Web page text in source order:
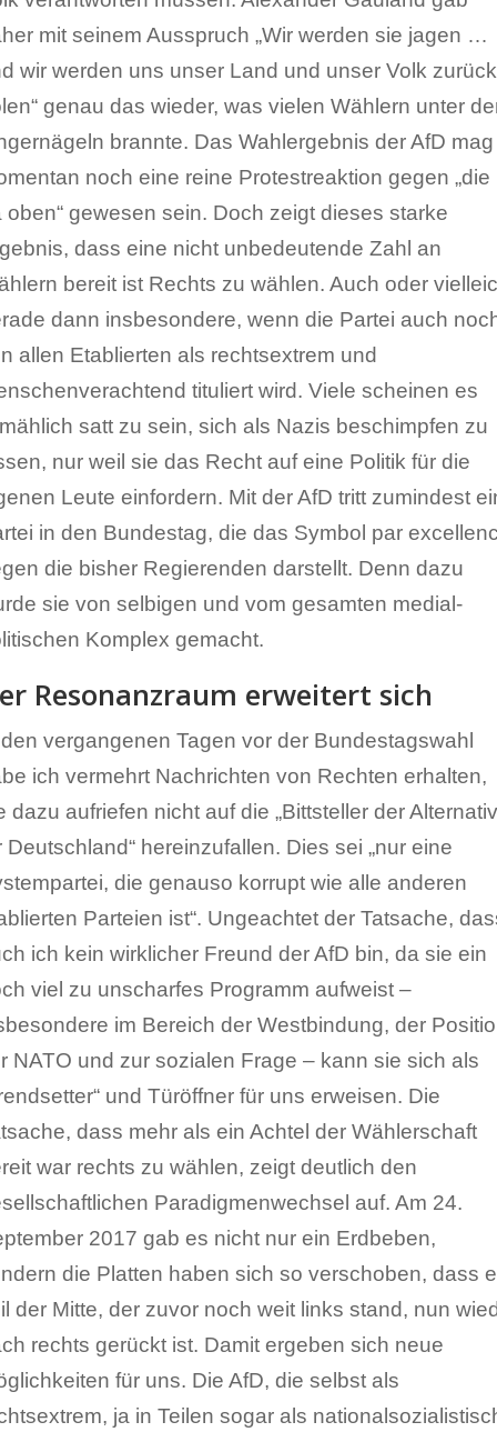
mit seinem Ausspruch „Wir werden sie jagen …
wir werden uns unser Land und unser Volk zurück
genau das wieder, was vielen Wählern unter
brannte. Das Wahlergebnis der AfD mag
noch eine reine Protestreaktion gegen „die
oben“ gewesen sein. Doch zeigt dieses starke
dass eine nicht unbedeutende Zahl an
bereit ist Rechts zu wählen. Auch oder
dann insbesondere, wenn die Partei auch
allen Etablierten als rechtsextrem und
tituliert wird. Viele scheinen es
satt zu sein, sich als Nazis beschimpfen zu
nur weil sie das Recht auf eine Politik für die
Leute einfordern. Mit der AfD tritt zumindest
in den Bundestag, die das Symbol par
die bisher Regierenden darstellt. Denn dazu
sie von selbigen und vom gesamten medial-
Komplex gemacht.
Resonanzraum erweitert sich
vergangenen Tagen vor der Bundestagswahl
ich vermehrt Nachrichten von Rechten erhalten,
dazu aufriefen nicht auf die „Bittsteller der
Deutschland“ hereinzufallen. Dies sei „nur eine
die genauso korrupt wie alle anderen
Parteien ist“. Ungeachtet der Tatsache,
ich kein wirklicher Freund der AfD bin, da sie ein
viel zu unscharfes Programm aufweist –
im Bereich der Westbindung, der
NATO und zur sozialen Frage – kann sie sich als
und Türöffner für uns erweisen. Die
dass mehr als ein Achtel der Wählerschaft
war rechts zu wählen, zeigt deutlich den
Paradigmenwechsel auf. Am 24.
2017 gab es nicht nur ein Erdbeben,
die Platten haben sich so verschoben, dass
der Mitte, der zuvor noch weit links stand, nun
rechts gerückt ist. Damit ergeben sich neue
für uns. Die AfD, die selbst als
ja in Teilen sogar als